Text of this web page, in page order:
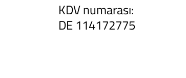
KDV numarası:
DE 114172775